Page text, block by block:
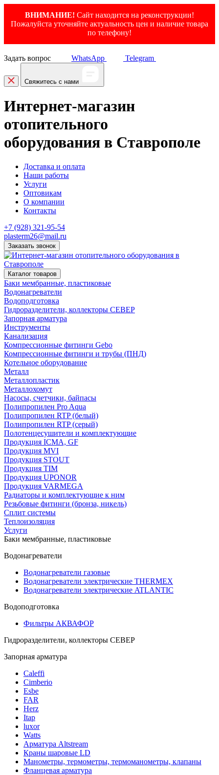
ВНИМАНИЕ! Сайт находится на реконструкции!
Пожалуйста уточняйте актуальность цен и наличие товара
по телефону!
Задать вопрос WhatsApp Telegram
Свяжитесь с нами
Интернет-магазин
отопительного
оборудования в Ставрополе
Доставка и оплата
Наши работы
Услуги
Оптовикам
О компании
Контакты
+7 (928) 321-95-54
plasterm26@mail.ru
Заказать звонок
Каталог товаров
Баки мембранные, пластиковые
Водонагреватели
Водоподготовка
Гидроразделители, коллекторы СЕВЕР
Запорная арматура
Инструменты
Канализация
Компрессионные фитинги Gebo
Компрессионные фитинги и трубы (ПНД)
Котельное оборудование
Металл
Металлопластик
Металлохомут
Насосы, счетчики, байпасы
Полипропилен Pro Aqua
Полипропилен RTP (белый)
Полипропилен RTP (серый)
Полотенцесушители и комплектующие
Продукция ICMA, GF
Продукция MVI
Продукция STOUT
Продукция TIM
Продукция UPONOR
Продукция VARMEGA
Радиаторы и комплектующие к ним
Резьбовые фитинги (бронза, никель)
Сплит системы
Теплоизоляция
Услуги
Баки мембранные, пластиковые
Водонагреватели
Водонагреватели газовые
Водонагреватели электрические THERMEX
Водонагреватели электрические ATLANTIC
Водоподготовка
Фильтры АКВАФОР
Гидроразделители, коллекторы СЕВЕР
Запорная арматура
Caleffi
Cimberio
Esbe
FAR
Herz
Itap
luxor
Watts
Арматура Altstream
Краны шаровые LD
Манометры, термометры, термоманометры, клапаны
Фланцевая арматура